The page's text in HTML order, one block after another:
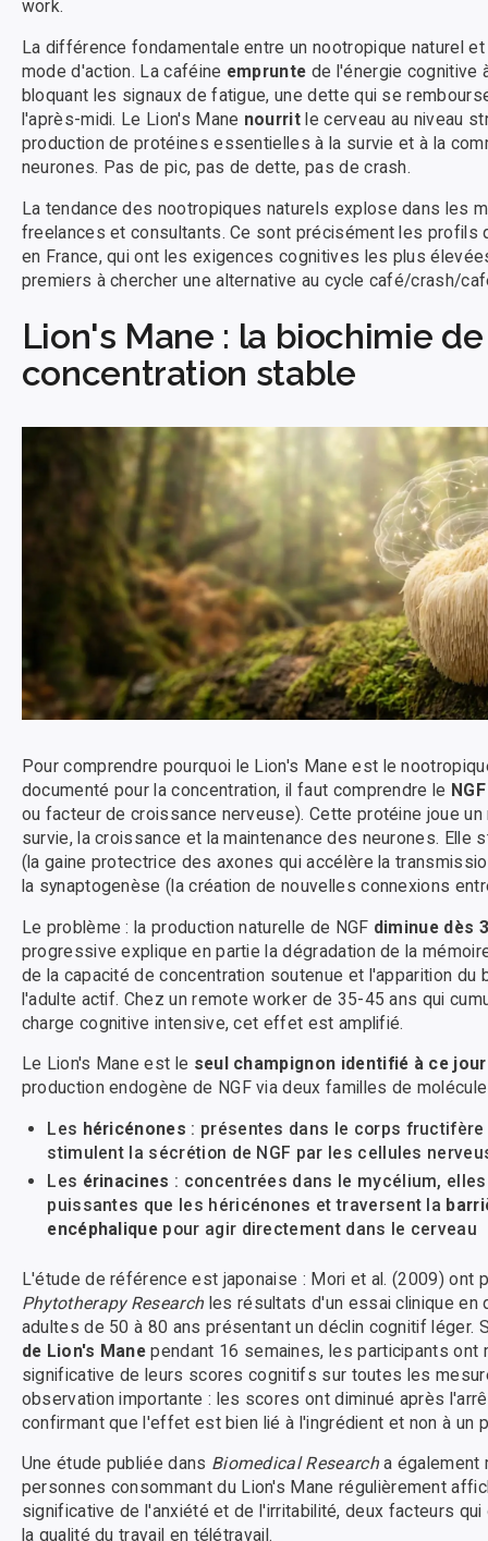
work.
La différence fondamentale entre un nootropique naturel
mode d'action. La caféine emprunte de l'énergie cognitive
bloquant les signaux de fatigue, une dette qui se
l'après-midi. Le Lion's Mane nourrit le cerveau au niveau
production de protéines essentielles à la survie et à la
neurones. Pas de pic, pas de dette, pas de crash.
La tendance des nootropiques naturels explose dans les
freelances et consultants. Ce sont précisément les profils
en France, qui ont les exigences cognitives les plus
premiers à chercher une alternative au cycle café/crash/
Lion's Mane : la biochimie
concentration stable
Pour comprendre pourquoi le Lion's Mane est le
documenté pour la concentration, il faut comprendre le NGF
ou facteur de croissance nerveuse). Cette protéine joue
survie, la croissance et la maintenance des neurones. Elle
(la gaine protectrice des axones qui accélère la
la synaptogenèse (la création de nouvelles connexions
Le problème : la production naturelle de NGF diminue dès
progressive explique en partie la dégradation de la
de la capacité de concentration soutenue et l'apparition du
l'adulte actif. Chez un remote worker de 35-45 ans qui
charge cognitive intensive, cet effet est amplifié.
Le Lion's Mane est le seul champignon identifié à ce jour
production endogène de NGF via deux familles de
Les héricénones : présentes dans le corps
stimulent la sécrétion de NGF par les cellules
Les érinacines : concentrées dans le mycélium,
puissantes que les héricénones et traversent la
encéphalique pour agir directement dans le cerveau
L'étude de référence est japonaise : Mori et al. (2009) ont
Phytotherapy Research les résultats d'un essai clinique en
adultes de 50 à 80 ans présentant un déclin cognitif léger.
de Lion's Mane pendant 16 semaines, les participants ont
significative de leurs scores cognitifs sur toutes les
observation importante : les scores ont diminué après
confirmant que l'effet est bien lié à l'ingrédient et non à un
Une étude publiée dans Biomedical Researcha également
personnes consommant du Lion's Mane régulièrement
significative de l'anxiété et de l'irritabilité, deux facteurs
la qualité du travail en télétravail.